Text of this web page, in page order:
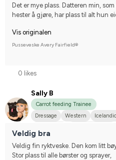
Det er mye plass. Datteren min,
hester å gjøre, har plass til alt hun
Vis originalen
Pusseveske Avery Fairfield®
0 likes
Sally B
Carrot feeding Trainee
Dressage
Western
Islandshäst
Compete on hobby-level
Veldig bra
Veldig fin ryktveske. Den kom litt
Stor plass til alle børster og sprayer,